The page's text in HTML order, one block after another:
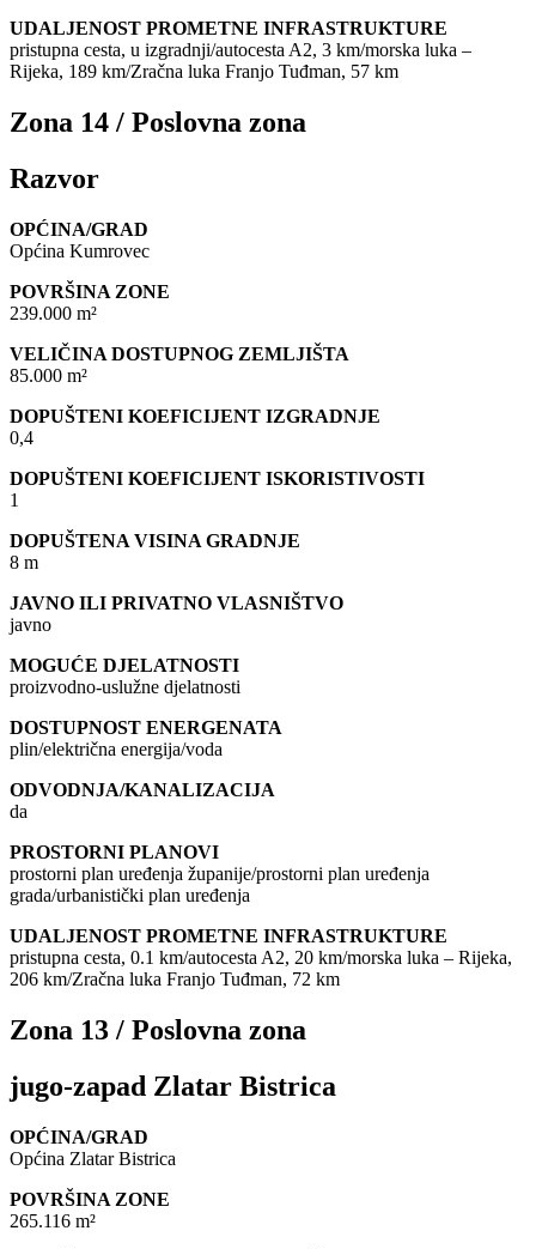
UDALJENOST PROMETNE INFRASTRUKTURE
pristupna cesta, u izgradnji/autocesta A2, 3 km/morska luka –
Rijeka, 189 km/Zračna luka Franjo Tuđman, 57 km
Zona 14 / Poslovna zona
Razvor
OPĆINA/GRAD
Općina Kumrovec
POVRŠINA ZONE
239.000 m²
VELIČINA DOSTUPNOG ZEMLJIŠTA
85.000 m²
DOPUŠTENI KOEFICIJENT IZGRADNJE
0,4
DOPUŠTENI KOEFICIJENT ISKORISTIVOSTI
1
DOPUŠTENA VISINA GRADNJE
8 m
JAVNO ILI PRIVATNO VLASNIŠTVO
javno
MOGUĆE DJELATNOSTI
proizvodno-uslužne djelatnosti
DOSTUPNOST ENERGENATA
plin/električna energija/voda
ODVODNJA/KANALIZACIJA
da
PROSTORNI PLANOVI
prostorni plan uređenja županije/prostorni plan uređenja
grada/urbanistički plan uređenja
UDALJENOST PROMETNE INFRASTRUKTURE
pristupna cesta, 0.1 km/autocesta A2, 20 km/morska luka – Rijeka,
206 km/Zračna luka Franjo Tuđman, 72 km
Zona 13 / Poslovna zona
jugo-zapad Zlatar Bistrica
OPĆINA/GRAD
Općina Zlatar Bistrica
POVRŠINA ZONE
265.116 m²